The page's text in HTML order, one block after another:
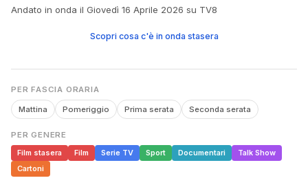
Andato in onda il Giovedì 16 Aprile 2026 su TV8
Scopri cosa c'è in onda stasera
PER FASCIA ORARIA
Mattina Pomeriggio Prima serata Seconda serata
PER GENERE
Film stasera
Film Serie TV Sport Documentari
Talk Show
Cartoni